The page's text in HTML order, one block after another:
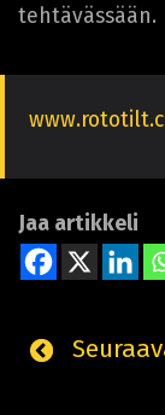
tehtävässään.
Jaa artikkeli